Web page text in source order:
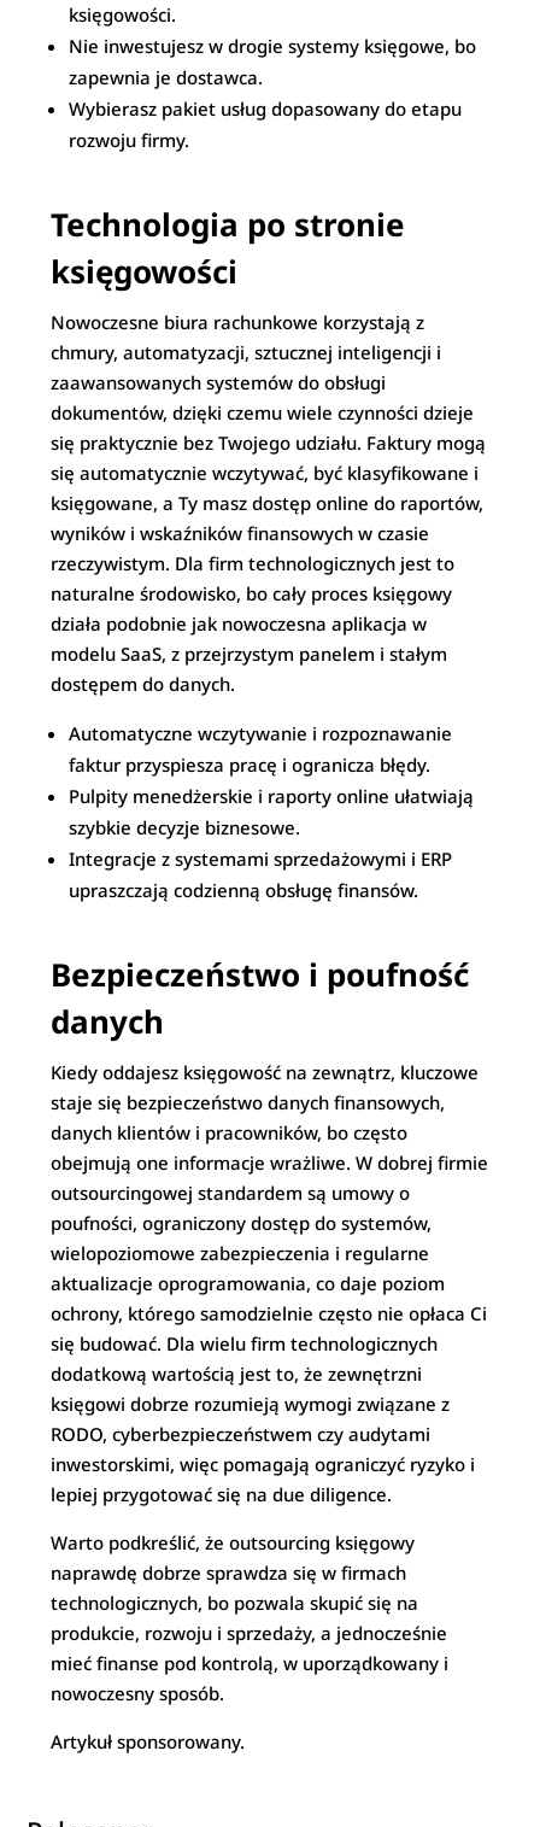
księgowości.​
Nie inwestujesz w drogie systemy księgowe, bo
zapewnia je dostawca.​
Wybierasz pakiet usług dopasowany do etapu
rozwoju firmy.​
Technologia po stronie
księgowości
Nowoczesne biura rachunkowe korzystają z
chmury, automatyzacji, sztucznej inteligencji i
zaawansowanych systemów do obsługi
dokumentów, dzięki czemu wiele czynności dzieje
się praktycznie bez Twojego udziału. Faktury mogą
się automatycznie wczytywać, być klasyfikowane i
księgowane, a Ty masz dostęp online do raportów,
wyników i wskaźników finansowych w czasie
rzeczywistym. Dla firm technologicznych jest to
naturalne środowisko, bo cały proces księgowy
działa podobnie jak nowoczesna aplikacja w
modelu SaaS, z przejrzystym panelem i stałym
dostępem do danych.​
Automatyczne wczytywanie i rozpoznawanie
faktur przyspiesza pracę i ogranicza błędy.​
Pulpity menedżerskie i raporty online ułatwiają
szybkie decyzje biznesowe.​
Integracje z systemami sprzedażowymi i ERP
upraszczają codzienną obsługę finansów.​
Bezpieczeństwo i poufność
danych
Kiedy oddajesz księgowość na zewnątrz, kluczowe
staje się bezpieczeństwo danych finansowych,
danych klientów i pracowników, bo często
obejmują one informacje wrażliwe. W dobrej firmie
outsourcingowej standardem są umowy o
poufności, ograniczony dostęp do systemów,
wielopoziomowe zabezpieczenia i regularne
aktualizacje oprogramowania, co daje poziom
ochrony, którego samodzielnie często nie opłaca Ci
się budować. Dla wielu firm technologicznych
dodatkową wartością jest to, że zewnętrzni
księgowi dobrze rozumieją wymogi związane z
RODO, cyberbezpieczeństwem czy audytami
inwestorskimi, więc pomagają ograniczyć ryzyko i
lepiej przygotować się na due diligence.
Warto podkreślić, że outsourcing księgowy
naprawdę dobrze sprawdza się w firmach
technologicznych, bo pozwala skupić się na
produkcie, rozwoju i sprzedaży, a jednocześnie
mieć finanse pod kontrolą, w uporządkowany i
nowoczesny sposób.
Artykuł sponsorowany.